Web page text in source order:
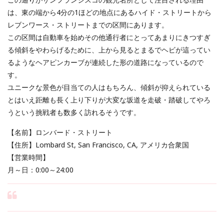
は、東の端から4分の1ほどの地点にあるハイド・ストリートから
レブンワース・ストリートまでの区間にあります。
この区間は自動車を始めその他通行者にとってあまりにきつすぎ
る傾斜をやわらげるために、上から見るとまるでヘビが這ってい
るようなヘアピンカーブが連続した形の道路になっているので
す。
ユニークな景色が目当ての人はもちろん、傾斜が抑えられている
とはいえ距離も長く上り下りが大変な坂道を走破・踏破してやろ
うという挑戦者も数多く訪れるそうです。
【名前】ロンバード・ストリート
【住所】Lombard St, San Francisco, CA, アメリカ合衆国
【営業時間】
月～日：0:00～24:00